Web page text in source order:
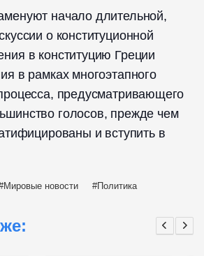
начало длительной,
о конституционной
в конституцию Греции
в рамках многоэтапного
предусматривающего
голосов, прежде чем
и вступить в
Мировые новости Политика